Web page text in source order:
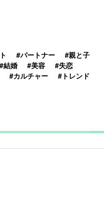
#パートナー
#親と子
#結婚 #美容
#失恋
#カルチャー #トレンド